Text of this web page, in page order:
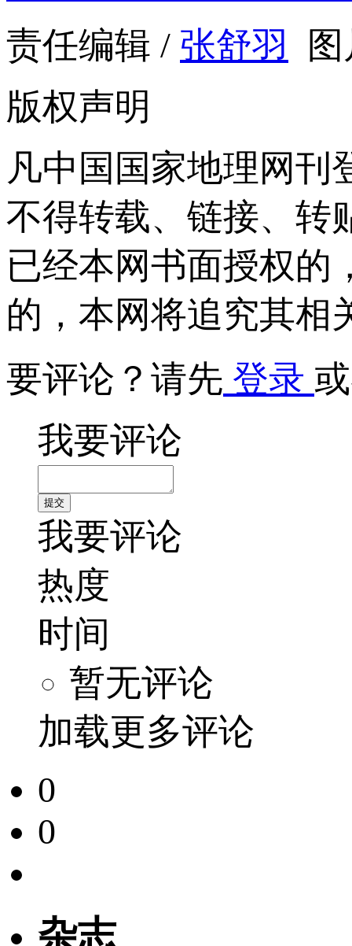
责任编辑 / 张舒羽
版权声明
凡中国国家地理网刊
不得转载、链接、转
已经本网书面授权的
的，本网将追究其相
要评论？请先 登录
我要评论
我要评论
热度
时间
暂无评论
加载更多评论
0
0
杂志